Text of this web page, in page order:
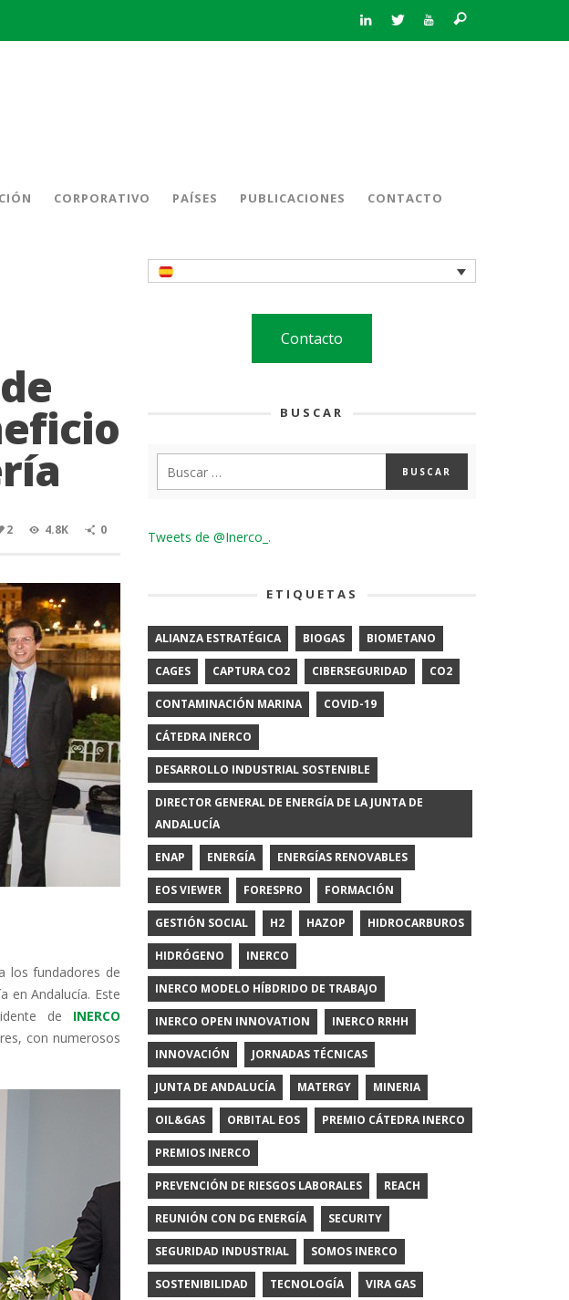
CORPORATIVO PAÍSES PUBLICACIONES CONTACTO
2 4.8K 0
los fundadores de
en Andalucía. Este
de INERCO
con numerosos
Contacto
BUSCAR
Tweets de @Inerco_.
ETIQUETAS
ALIANZA ESTRATÉGICA BIOGAS BIOMETANO
CAGES CAPTURA CO2 CIBERSEGURIDAD CO2
CONTAMINACIÓN MARINA COVID-19
CÁTEDRA INERCO
DESARROLLO INDUSTRIAL SOSTENIBLE
DIRECTOR GENERAL DE ENERGÍA DE LA JUNTA DE
ANDALUCÍA
ENAP ENERGÍA ENERGÍAS RENOVABLES
EOS VIEWER FORESPRO FORMACIÓN
GESTIÓN SOCIAL H2 HAZOP HIDROCARBUROS
HIDRÓGENO INERCO
INERCO MODELO HÍBDRIDO DE TRABAJO
INERCO OPEN INNOVATION INERCO RRHH
INNOVACIÓN JORNADAS TÉCNICAS
JUNTA DE ANDALUCÍA MATERGY MINERIA
OIL&GAS ORBITAL EOS PREMIO CÁTEDRA INERCO
PREMIOS INERCO
PREVENCIÓN DE RIESGOS LABORALES REACH
REUNIÓN CON DG ENERGÍA SECURITY
SEGURIDAD INDUSTRIAL SOMOS INERCO
SOSTENIBILIDAD TECNOLOGÍA VIRA GAS